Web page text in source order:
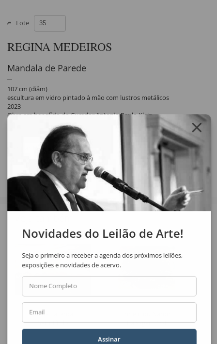
Lote
REGINA MEDEIROS
Mandala de Parede
107 cm (diâm)
escultura em vidro pintado à mão com lustros metálicos
2023
Obra em benefício do Curador Antonio Paulo Klein.
Compartilhar
Wilde Lacerda
Sem Título
Paisagem 184
Novidades do Leilão de Arte!
Seja o primeiro a receber a agenda dos próximos leilões,
exposições e novidades de acervo.
Nome Completo
Email
Assinar